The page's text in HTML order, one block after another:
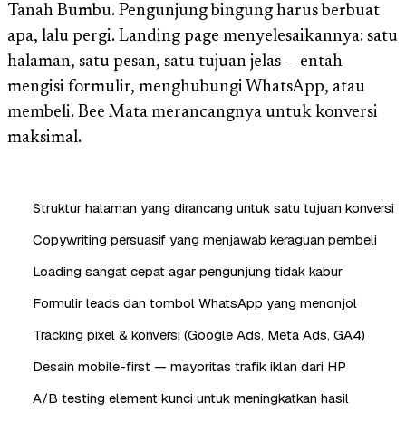
Tanah Bumbu. Pengunjung bingung harus berbuat
apa, lalu pergi. Landing page menyelesaikannya: satu
halaman, satu pesan, satu tujuan jelas — entah
mengisi formulir, menghubungi WhatsApp, atau
membeli. Bee Mata merancangnya untuk konversi
maksimal.
Struktur halaman yang dirancang untuk satu tujuan konversi
Copywriting persuasif yang menjawab keraguan pembeli
Loading sangat cepat agar pengunjung tidak kabur
Formulir leads dan tombol WhatsApp yang menonjol
Tracking pixel & konversi (Google Ads, Meta Ads, GA4)
Desain mobile-first — mayoritas trafik iklan dari HP
A/B testing element kunci untuk meningkatkan hasil